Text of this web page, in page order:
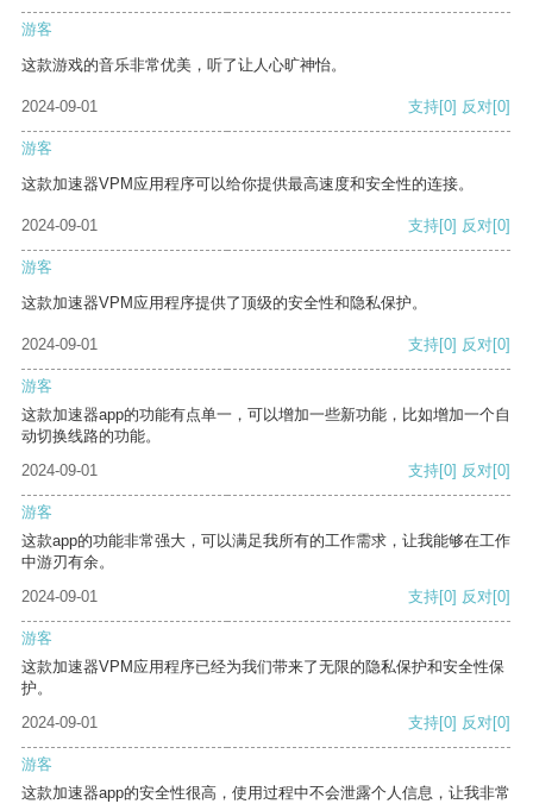
游客
这款游戏的音乐非常优美，听了让人心旷神怡。
2024-09-01 支持[0] 反对[0]
游客
这款加速器VPM应用程序可以给你提供最高速度和安全性的连接。
2024-09-01 支持[0] 反对[0]
游客
这款加速器VPM应用程序提供了顶级的安全性和隐私保护。
2024-09-01 支持[0] 反对[0]
游客
这款加速器app的功能有点单一，可以增加一些新功能，比如增加一个自
动切换线路的功能。
2024-09-01
支持[0] 反对[0]
游客
这款app的功能非常强大，可以满足我所有的工作需求，让我能够在工作
中游刃有余。
2024-09-01
支持[0] 反对[0]
游客
这款加速器VPM应用程序已经为我们带来了无限的隐私保护和安全性保
护。
2024-09-01
支持[0] 反对[0]
游客
这款加速器app的安全性很高，使用过程中不会泄露个人信息，让我非常